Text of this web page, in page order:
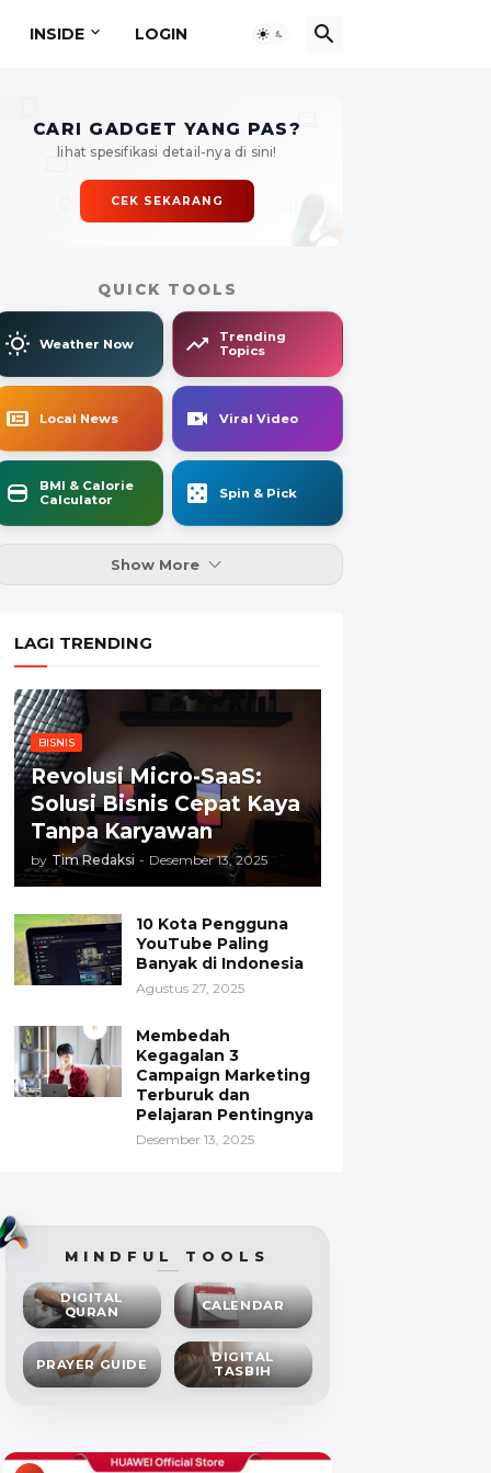
INSIDE LOGIN
CARI GADGET YANG PAS?
lihat spesifikasi detail-nya di sini!
CEK SEKARANG
QUICK TOOLS
Weather Now
Trending
Topics
Local News Viral Video
BMI & Calorie
Calculator
Spin & Pick
Show More
LAGI TRENDING
BISNIS
Revolusi Micro-SaaS:
Solusi Bisnis Cepat Kaya
Tanpa Karyawan
by Tim Redaksi - Desember 13, 2025
10 Kota Pengguna
YouTube Paling
Banyak di Indonesia
Agustus 27, 2025
Membedah
Kegagalan 3
Campaign Marketing
Terburuk dan
Pelajaran Pentingnya
Desember 13, 2025
MINDFUL TOOLS
DIGITAL
QURAN
CALENDAR
PRAYER GUIDE
DIGITAL
TASBIH